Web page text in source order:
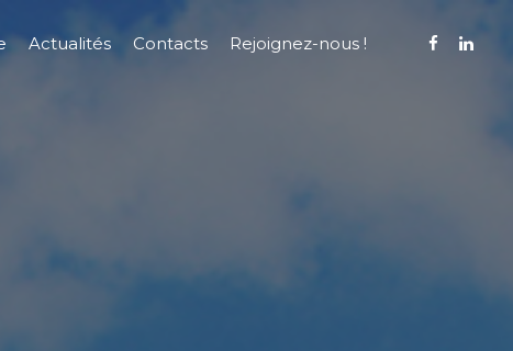
Actualités Contacts Rejoignez-nous !